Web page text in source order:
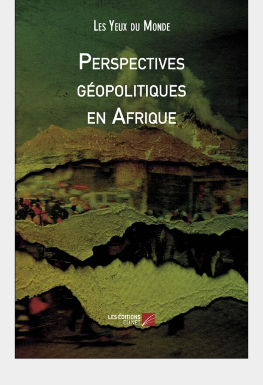
Rencontre entre Willy Brandt
(RFA) et Willi Stoph (RDA) à
Erfurt, le 19 mars 1970.
En plus de ce changement de discours, l’ Ostpolitiks’est
matérialisée en différents moments durablement
inscrits dans l’histoire. Le plus politique est la
rencontre entre W. Brandt et Willi Stoph, président du
conseil des ministres de la RDA, d’abord le 19 mars
1970 à Erfurt puis le 21 mai 1970 à Kassel. Le plus
déterminant est la signature à Moscou d’un accord
dans lequel W. Brandt a reconnu «sans restriction
l’intégrité de tous les États en Europe dans leurs frontières
actuelles», ainsi que leur inviolabilité (12 août 1970). Le
plus symbolique est l’agenouillement à Varsovie de W.
Brandt devant un monument commémorant les